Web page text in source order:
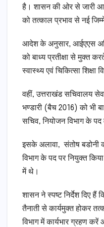
है। शासन की ओर से जारी
को तत्काल प्रभाव से नई
आदेश के अनुसार, आईएएस
को बाध्य प्रतीक्षा से मुक्त
स्वास्थ्य एवं चिकित्सा शिक्षा
वहीं, उत्तराखंड सचिवालय
भण्डारी (बैच 2016) को भी
सचिव, नियोजन विभाग के पद
इसके अलावा, संतोष बडोनी
विभाग के पद पर नियुक्त
में थे।
शासन ने स्पष्ट निर्देश दिए हैं
तैनाती से कार्यमुक्त होकर
विभाग में कार्यभार ग्रहण